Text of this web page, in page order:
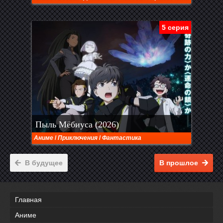
5 серия
Пыль Мёбиуса (2026)
Аниме /Приключения /Фантастика
В будущее В прошлое
Главная
Аниме